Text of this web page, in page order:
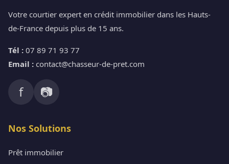
Votre courtier expert en crédit immobilier dans les Hauts-
de-France depuis plus de 15 ans.
Tél : 07 89 71 93 77
Email : contact@chasseur-de-pret.com
f 📷
Nos Solutions
Prêt immobilier